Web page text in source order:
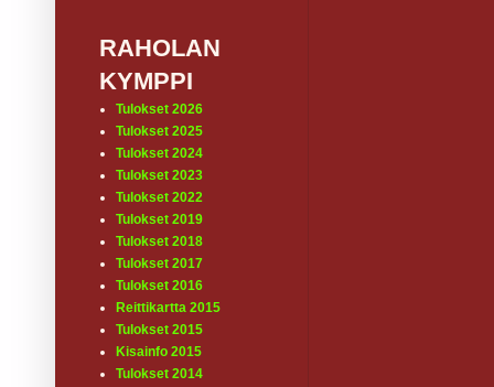
RAHOLAN
KYMPPI
Tulokset 2026
Tulokset 2025
Tulokset 2024
Tulokset 2023
Tulokset 2022
Tulokset 2019
Tulokset 2018
Tulokset 2017
Tulokset 2016
Reittikartta 2015
Tulokset 2015
Kisainfo 2015
Tulokset 2014